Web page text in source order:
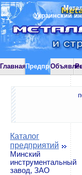
Украинский
ГлавнаяПредприятия
Каталог
предприятий
Минский
инструментальный
завод, ЗАО